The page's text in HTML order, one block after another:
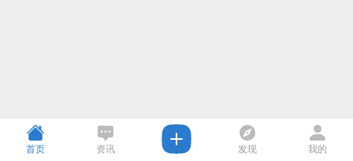
首页 资讯 发现 我的